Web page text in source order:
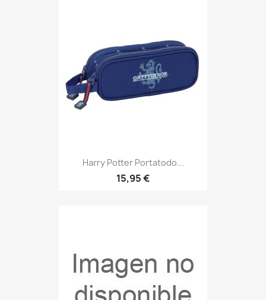
Harry Potter Portatodo...
15,95 €